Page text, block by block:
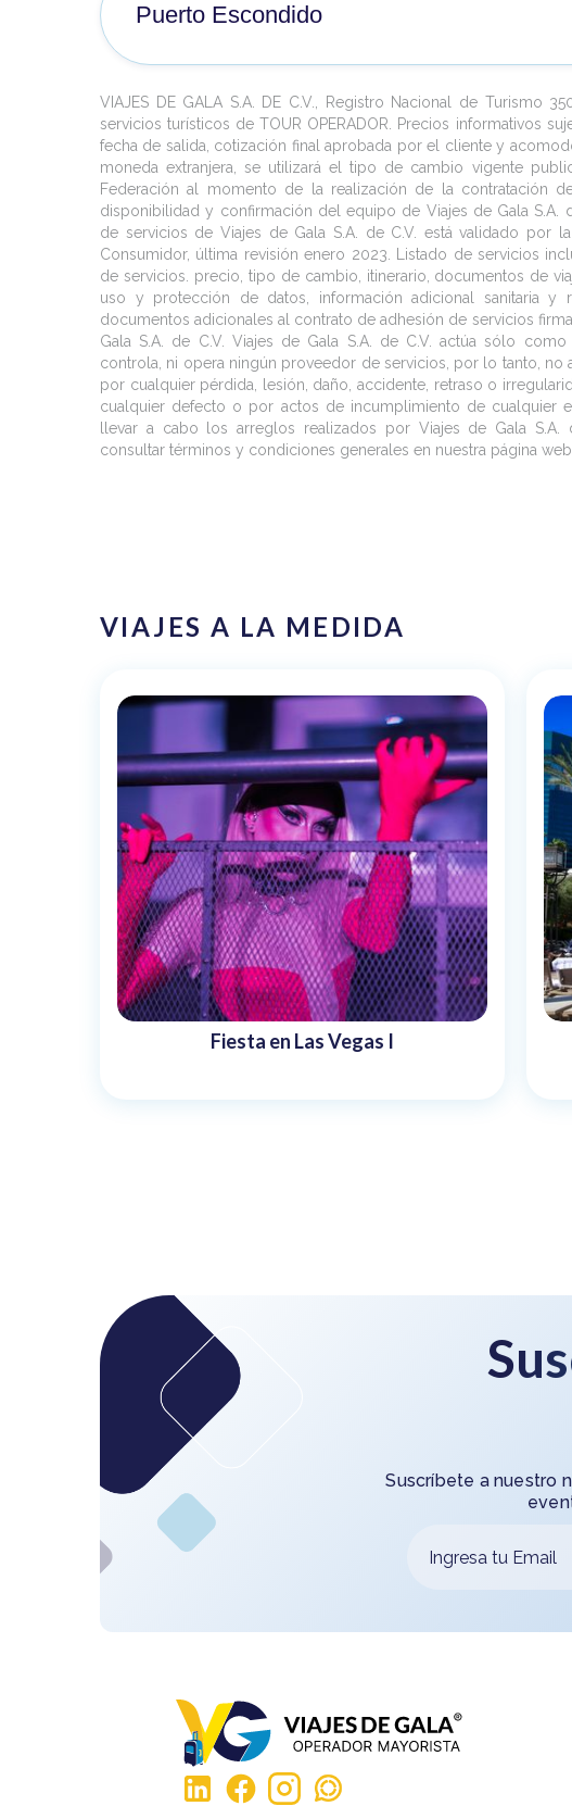
Puerto Escondido
Ven a conocer este precioso pueblo costero y disfruta de
famosas entre los surfistas. Da un paseo mientras compras
ricos mariscos o simplemente relájate en sus playas.
VIAJES DE GALA S.A. DE C.V., Registro Nacional de Turismo
servicios turísticos de TOUR OPERADOR. Precios informativos
fecha de salida, cotización final aprobada por el cliente y
moneda extranjera, se utilizará el tipo de cambio vigente
Federación al momento de la realización de la contratación
disponibilidad y confirmación del equipo de Viajes de Gala S.A.
de servicios de Viajes de Gala S.A. de C.V. está validado por
Consumidor, última revisión enero 2023. Listado de servicios
de servicios. precio, tipo de cambio, itinerario, documentos de
uso y protección de datos, información adicional sanitaria y
documentos adicionales al contrato de adhesión de servicios
Gala S.A. de C.V. Viajes de Gala S.A. de C.V. actúa sólo
controla, ni opera ningún proveedor de servicios, por lo tanto, no
por cualquier pérdida, lesión, daño, accidente, retraso o
cualquier defecto o por actos de incumplimiento de cualquier
llevar a cabo los arreglos realizados por Viajes de Gala S.A.
consultar términos y condiciones generales en nuestra página web
VIAJES A LA MEDIDA
Fiesta en Las Vegas I
Suscríbete a nuestro